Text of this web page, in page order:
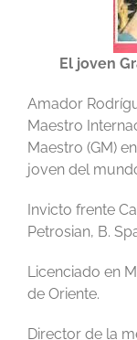
El joven
Amador
Maestro
Maestro (GM)
joven del
Invicto frente
Petrosian, B.
Licenciado en
de Oriente.
Director de la